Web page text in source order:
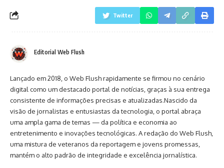
Twitter
Editorial Web Flush
Lançado em 2018, o Web Flush rapidamente se firmou no cenário
digital como um destacado portal de notícias, graças à sua entrega
consistente de informações precisas e atualizadas.Nascido da
visão de jornalistas e entusiastas da tecnologia, o portal abraça
uma ampla gama de temas — da política e economia ao
entretenimento e inovações tecnológicas. A redação do Web Flush,
uma mistura de veteranos da reportagem e jovens promessas,
mantém o alto padrão de integridade e excelência jornalística.